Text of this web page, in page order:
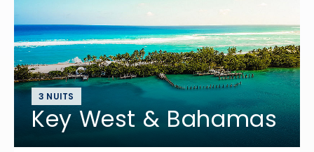
3 NUITS
Key West & Bahamas